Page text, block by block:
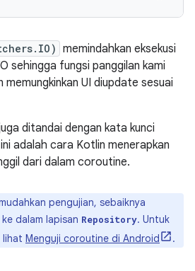
memindahkan eksekusi
sehingga fungsi panggilan kami
UI diupdate sesuai
ditandai dengan kata kunci
adalah cara Kotlin menerapkan
dari dalam coroutine.
pengujian, sebaiknya
ke dalam lapisan Repository. Untuk
lihat Menguji coroutine di Android .